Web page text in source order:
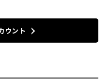
ウント